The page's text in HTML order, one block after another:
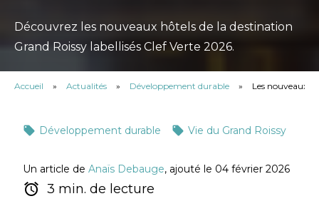
Découvrez les nouveaux hôtels de la destination
Grand Roissy labellisés Clef Verte 2026.
Accueil » Actualités » Développement durable » Les nouveaux
Développement durable Vie du Grand Roissy
Un article de Anaïs Debauge, ajouté le 04 février 2026
3 min. de lecture